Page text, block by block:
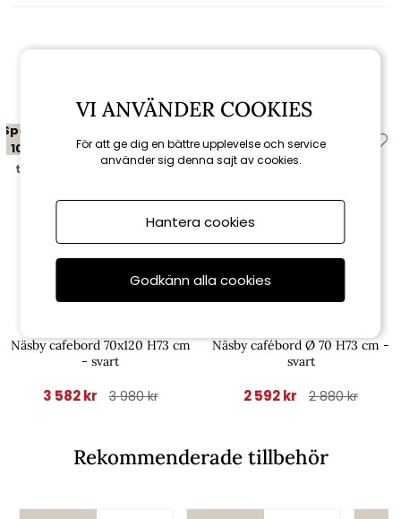
Spara
10%
till 16/8
Näsby cafebord 70x120 H73 cm
- svart
3 582 kr 3 980 kr
10%
till 16/8
Näsby cafébord Ø 70 H73 cm -
svart
2 592 kr 2 880 kr
Rekommenderade tillbehör
VI ANVÄNDER COOKIES
För att ge dig en bättre upplevelse och service
använder sig denna sajt av cookies.
Hantera cookies
Godkänn alla cookies